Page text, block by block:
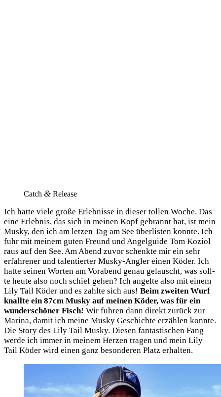
Catch & Release
Ich hat­te vie­le gro­ße Erleb­nis­se in die­ser tol­len Woche. Das
eine Erleb­nis, das sich in mei­nen Kopf gebrannt hat, ist mein
Mus­ky, den ich am let­zen Tag am See über­lis­ten konn­te. Ich
fuhr mit mei­nem guten Freund und Angel­gui­de Tom Kozi­ol
raus auf den See. Am Abend zuvor schenk­te mir ein sehr
erfah­re­ner und talen­tier­ter Mus­ky-Ang­ler einen Köder. Ich
hat­te sei­nen Wor­ten am Vor­abend genau gelauscht, was soll­
te heu­te also noch schief gehen? Ich angel­te also mit einem
Lily Tail Köder und es zahl­te sich aus! Beim zwei­ten Wurf
knall­te ein 87cm Mus­ky auf mei­nen Köder, was für ein
wun­der­schö­ner Fisch! Wir fuh­ren dann direkt zurück zur
Mari­na, damit ich mei­ne Mus­ky Geschich­te erzäh­len konn­te.
Die Sto­ry des Lily Tail Mus­ky. Die­sen fan­tas­ti­schen Fang
wer­de ich immer in mei­nem Her­zen tra­gen und mein Lily
Tail Köder wird einen ganz beson­de­ren Platz erhalten.